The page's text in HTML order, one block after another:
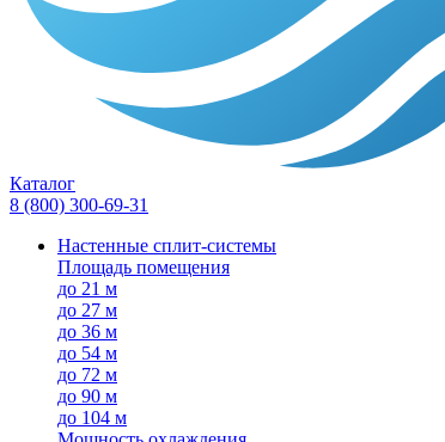
Каталог
8 (800) 300-69-31
Настенные сплит-системы
Площадь помещения
до 21 м
до 27 м
до 36 м
до 54 м
до 72 м
до 90 м
до 104 м